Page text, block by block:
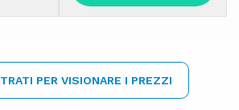
PER VISIONARE I PREZZI